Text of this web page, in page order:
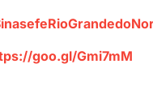
goo.gl/Gmi7mM